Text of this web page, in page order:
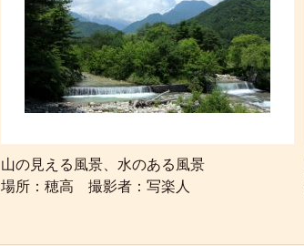
山の見える風景、水のある風景
場所：穂高 撮影者：写楽人